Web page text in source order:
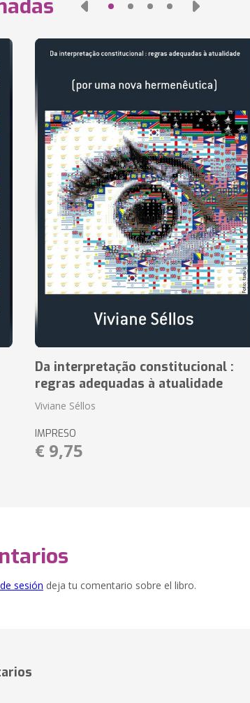
Da interpretação constitucional :
regras adequadas à atualidade
Viviane Séllos
IMPRESO
€ 9,75
sesión deja tu comentario sobre el libro.